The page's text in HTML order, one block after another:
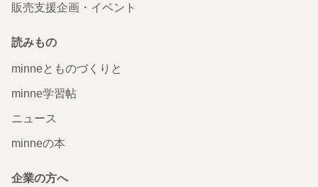
販売支援企画・イベント
読みもの
minneとものづくりと
minne学習帖
ニュース
minneの本
企業の方へ